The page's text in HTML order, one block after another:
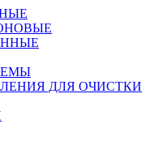
ДЛЯ ОЧИСТКИ